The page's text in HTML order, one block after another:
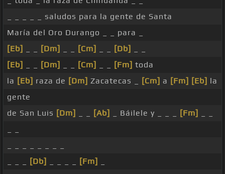
_ _ _ _ _ saludos para la gente de Santa
María del Oro Durango _ _ para _
[Eb]
[Dm] [Cm] [Db]
[Eb]
[Dm] [Cm] [Fm] toda
la [Eb] raza de [Dm] Zacatecas _ [Cm] a [Fm] [Eb] la
gente
de San Luis [Dm] [Ab] _ Báilele y _ _ _ [Fm]
[Db] [Fm]